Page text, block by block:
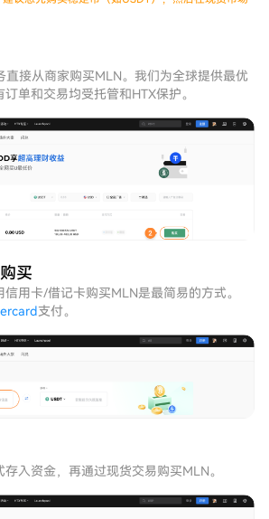
直接从商家购买MLN。我们为全球提供最优
单和交易均受托管和HTX保护。
买
用卡/借记卡购买MLN是最简易的方式。
支付。
存入资金，再通过现货交易购买MLN。